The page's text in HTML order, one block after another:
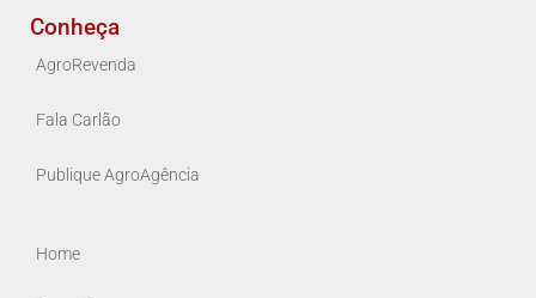
Conheça
AgroRevenda
Fala Carlão
Publique AgroAgência
Home